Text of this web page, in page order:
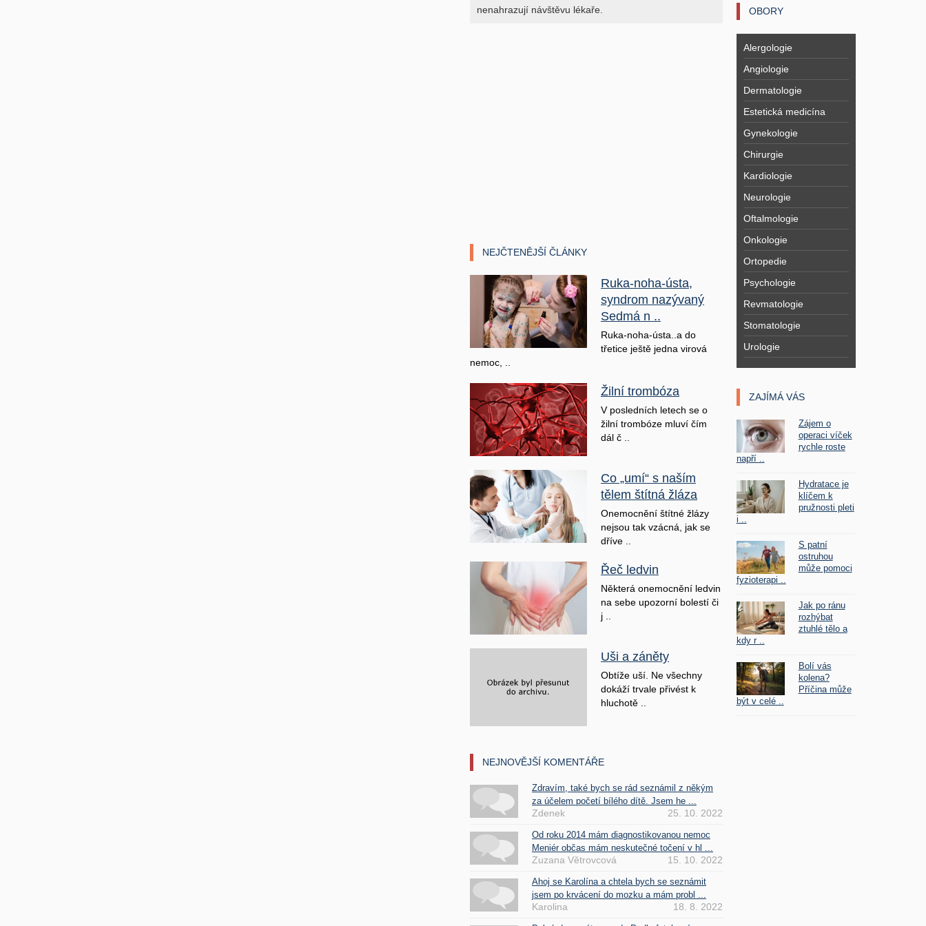
nenahrazují návštěvu lékaře.
NEJČTENĚJŠÍ ČLÁNKY
Ruka-noha-ústa,
syndrom nazývaný
Sedmá n ..
Ruka-noha-ústa..a do
třetice ještě jedna virová
nemoc, ..
Žilní trombóza
V posledních letech se o
žilní trombóze mluví čím
dál č ..
Co „umí“ s naším
tělem štítná žláza
Onemocnění štítné žlázy
nejsou tak vzácná, jak se
dříve ..
Řeč ledvin
Některá onemocnění ledvin
na sebe upozorní bolestí či
j ..
Uši a záněty
Obtíže uší. Ne všechny
dokáží trvale přivést k
hluchotě ..
NEJNOVĚJŠÍ KOMENTÁŘE
Zdravím, také bych se rád seznámil z někým
za účelem početí bílého dítě. Jsem he ...
Zdenek 25. 10. 2022
Od roku 2014 mám diagnostikovanou nemoc
Meniér občas mám neskutečné točení v hl ...
Zuzana Větrovcová 15. 10. 2022
Ahoj se Karolína a chtela bych se seznámit
jsem po krvácení do mozku a mám probl ...
Karolina 18. 8. 2022
OBORY
Alergologie
Angiologie
Dermatologie
Estetická medicína
Gynekologie
Chirurgie
Kardiologie
Neurologie
Oftalmologie
Onkologie
Ortopedie
Psychologie
Revmatologie
Stomatologie
Urologie
ZAJÍMÁ VÁS
Zájem o
operaci víček
rychle roste
napří ..
Hydratace je
klíčem k
pružnosti pleti
i ..
S patní
ostruhou
může pomoci
fyzioterapi ..
Jak po ránu
rozhýbat
ztuhlé tělo a
kdy r ..
Bolí vás
kolena?
Příčina může
být v celé ..